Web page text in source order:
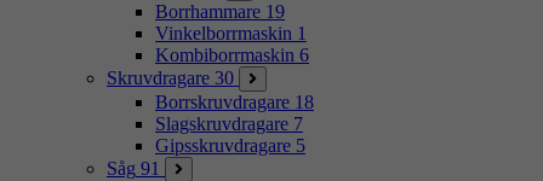
Borrhammare 19
Vinkelborrmaskin 1
Kombiborrmaskin 6
Skruvdragare 30
Borrskruvdragare 18
Slagskruvdragare 7
Gipsskruvdragare 5
Såg 91